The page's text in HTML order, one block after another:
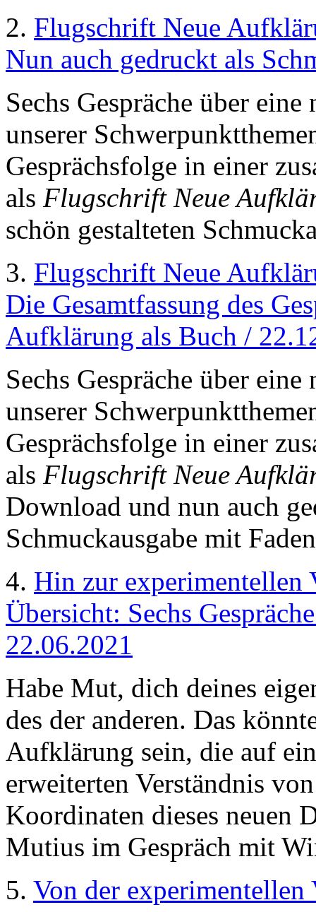
2. Flugschrift Neue
Nun auch gedruckt als
Sechs Gespräche über
unserer
Gesprächsfolge in einer
als Flugschrift Neue
schön gestalteten
3. Flugschrift Neue
Die Gesamtfassung des
Aufklärung als Buch /
Sechs Gespräche über
unserer
Gesprächsfolge in einer
als Flugschrift Neue
Download und nun auch
Schmuckausgabe mit
4. Hin zur experimentellen
Übersicht: Sechs
22.06.2021
Habe Mut, dich deines
des der anderen. Das
Aufklärung sein, die auf
erweiterten Verständnis
Koordinaten dieses neuen
Mutius im Gespräch mit
5. Von der experimentellen